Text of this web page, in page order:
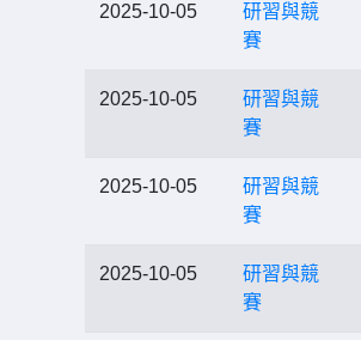
2025-10-05
研習與競
賽
2025-10-05
研習與競
賽
2025-10-05
研習與競
賽
2025-10-05
研習與競
賽